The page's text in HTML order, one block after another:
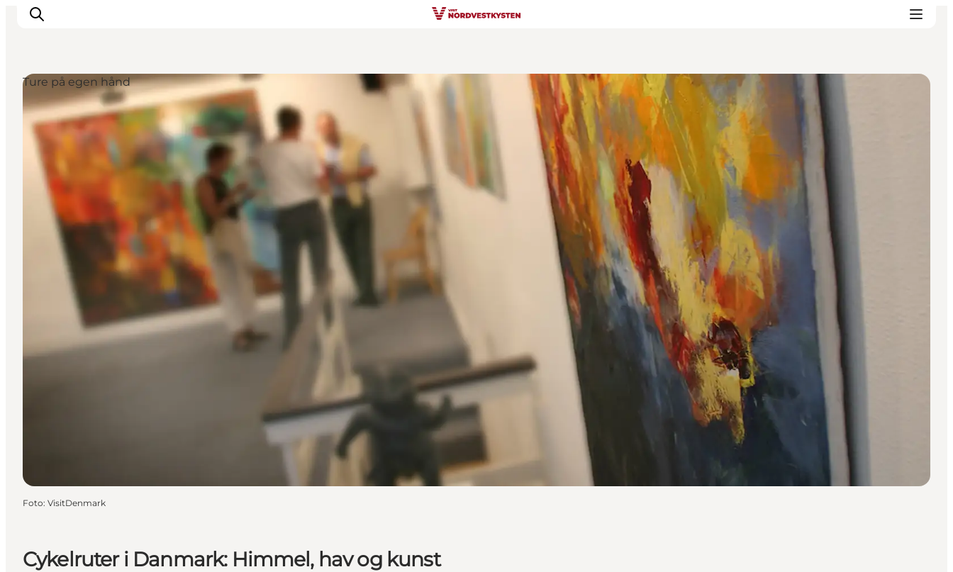
Feriesteder
Inspiration
Handicapvenlig ferie
Events
Overnatning
Planlæg din ferie
Cykelruter i Danmark: Himmel, hav og kunst
Ture på egen hånd
Foto: VisitDenmark